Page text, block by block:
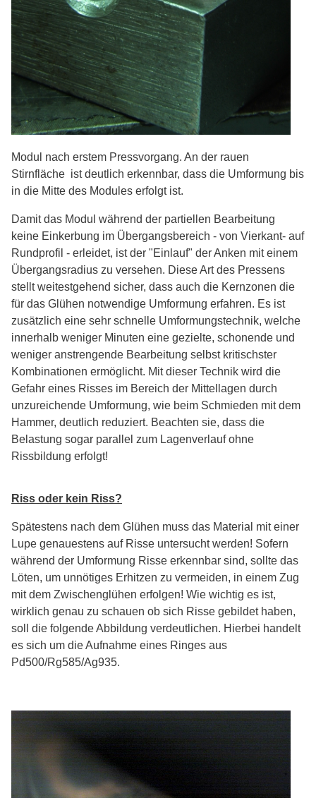
Modul nach erstem Pressvorgang. An der rauen
Stirnfläche ist deutlich erkennbar, dass die Umformung bis
in die Mitte des Modules erfolgt ist.
Damit das Modul während der partiellen Bearbeitung
keine Einkerbung im Übergangsbereich - von Vierkant- auf
Rundprofil - erleidet, ist der "Einlauf" der Anken mit einem
Übergangsradius zu versehen. Diese Art des Pressens
stellt weitestgehend sicher, dass auch die Kernzonen die
für das Glühen notwendige Umformung erfahren. Es ist
zusätzlich eine sehr schnelle Umformungstechnik, welche
innerhalb weniger Minuten eine gezielte, schonende und
weniger anstrengende Bearbeitung selbst kritischster
Kombinationen ermöglicht. Mit dieser Technik wird die
Gefahr eines Risses im Bereich der Mittellagen durch
unzureichende Umformung, wie beim Schmieden mit dem
Hammer, deutlich reduziert. Beachten sie, dass die
Belastung sogar parallel zum Lagenverlauf ohne
Rissbildung erfolgt!
Riss oder kein Riss?
Spätestens nach dem Glühen muss das Material mit einer
Lupe genauestens auf Risse untersucht werden! Sofern
während der Umformung Risse erkennbar sind, sollte das
Löten, um unnötiges Erhitzen zu vermeiden, in einem Zug
mit dem Zwischenglühen erfolgen! Wie wichtig es ist,
wirklich genau zu schauen ob sich Risse gebildet haben,
soll die folgende Abbildung verdeutlichen. Hierbei handelt
es sich um die Aufnahme eines Ringes aus
Pd500/Rg585/Ag935.